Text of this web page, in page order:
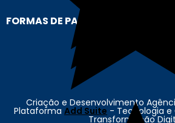
FORMAS DE PAGAMENTO
Criação e Desenvolvimento
Plataforma Add Suite - Tecnologia
Transformação